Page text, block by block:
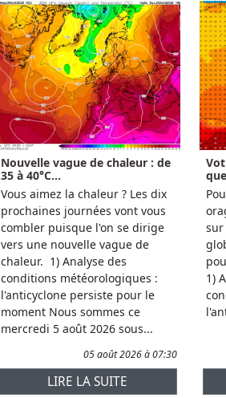
Nouvelle vague de chaleur : de
35 à 40°C...
Vous aimez la chaleur ? Les dix
prochaines journées vont vous
combler puisque l'on se dirige
vers une nouvelle vague de
chaleur. 1) Analyse des
conditions météorologiques :
l'anticyclone persiste pour le
moment Nous sommes ce
mercredi 5 août 2026 sous...
05 août 2026 à 07:30
LIRE LA SUITE
sur
1)